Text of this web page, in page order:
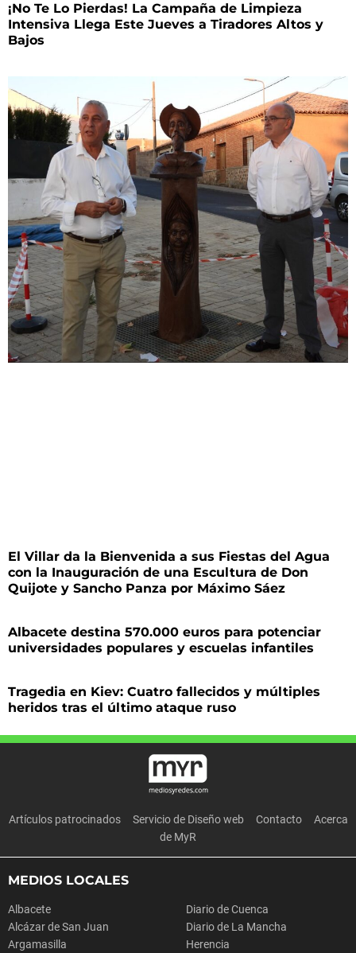
¡No Te Lo Pierdas! La Campaña de Limpieza
Intensiva Llega Este Jueves a Tiradores Altos y
Bajos
El Villar da la Bienvenida a sus Fiestas del Agua
con la Inauguración de una Escultura de Don
Quijote y Sancho Panza por Máximo Sáez
Albacete destina 570.000 euros para potenciar
universidades populares y escuelas infantiles
Tragedia en Kiev: Cuatro fallecidos y múltiples
heridos tras el último ataque ruso
Artículos patrocinados Servicio de Diseño web Contacto
Acerca
de MyR
MEDIOS LOCALES
Albacete
Alcázar de San Juan
Argamasilla
Diario de Cuenca
Diario de La Mancha
Herencia